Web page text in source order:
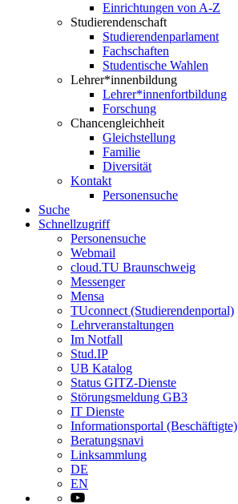
Einrichtungen von A-Z
Studierendenschaft
Studierendenparlament
Fachschaften
Studentische Wahlen
Lehrer*innenbildung
Lehrer*innenfortbildung
Forschung
Chancengleichheit
Gleichstellung
Familie
Diversität
Kontakt
Personensuche
Suche
Schnellzugriff
Personensuche
Webmail
cloud.TU Braunschweig
Messenger
Mensa
TUconnect (Studierendenportal)
Lehrveranstaltungen
Im Notfall
Stud.IP
UB Katalog
Status GITZ-Dienste
Störungsmeldung GB3
IT Dienste
Informationsportal (Beschäftigte)
Beratungsnavi
Linksammlung
DE
EN